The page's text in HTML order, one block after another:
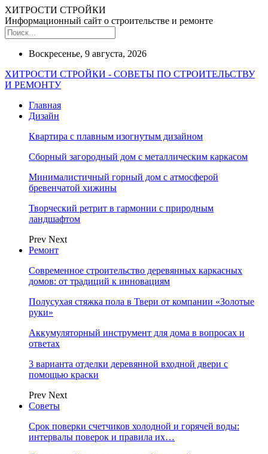
ХИТРОСТИ СТРОЙКИ
Информационный сайт о строительстве и ремонте
Воскресенье, 9 августа, 2026
ХИТРОСТИ СТРОЙКИ - СОВЕТЫ ПО СТРОИТЕЛЬСТВУ
И РЕМОНТУ
Главная
Дизайн
Квартира с плавным изогнутым дизайном
Сборный загородный дом с металлическим каркасом
Минималистичный горный дом с атмосферой
бревенчатой хижины
Творческий ретрит в гармонии с природным
ландшафтом
Prev Next
Ремонт
Современное строительство деревянных каркасных
домов: от традиций к инновациям
Полусухая стяжка пола в Твери от компании «Золотые
руки»
Аккумуляторный инструмент для дома в вопросах и
ответах
3 варианта отделки деревянной входной двери с
помощью краски
Prev Next
Советы
Срок поверки счетчиков холодной и горячей воды:
интервалы поверок и правила их…